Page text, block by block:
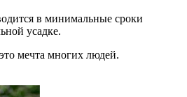
в минимальные сроки
усадке.
мечта многих людей.